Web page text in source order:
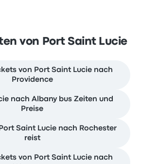
von Port Saint Lucie
von Port Saint Lucie nach
Providence
nach Albany bus Zeiten und
Preise
Saint Lucie nach Rochester
reist
von Port Saint Lucie nach